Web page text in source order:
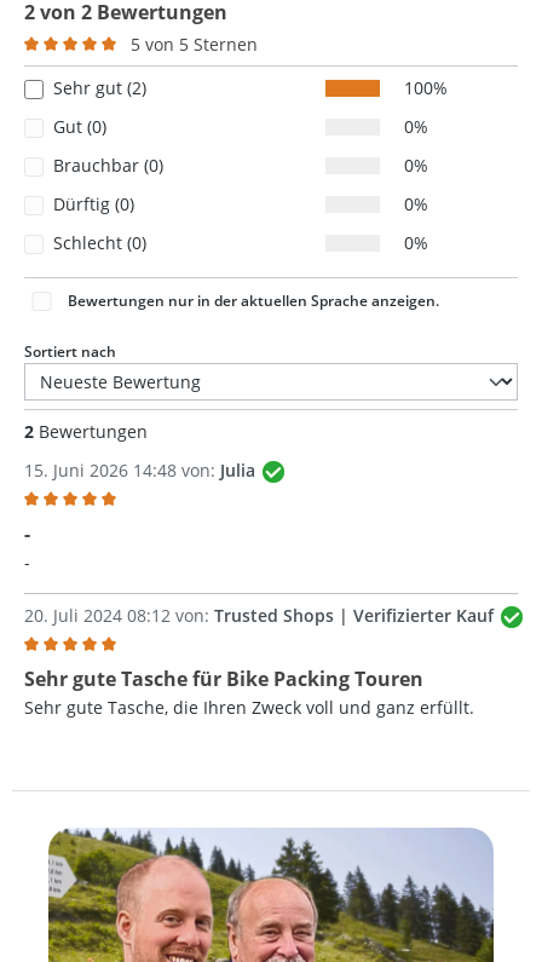
2 von 2 Bewertungen
Durchschnittliche Bewertung von 5 von 5 Sternen
5 von 5 Sternen
Sehr gut (2)
100%
Gut (0)
0%
Brauchbar (0)
0%
Dürftig (0)
0%
Schlecht (0)
0%
Bewertungen nur in der aktuellen Sprache anzeigen.
Sortiert nach
2 Bewertungen
15. Juni 2026 14:48 von: Julia
-
-
20. Juli 2024 08:12 von: Trusted Shops | Verifizierter Kauf
Bewertung mit 5 von 5 Sternen
Sehr gute Tasche für Bike Packing Touren
Sehr gute Tasche, die Ihren Zweck voll und ganz erfüllt.